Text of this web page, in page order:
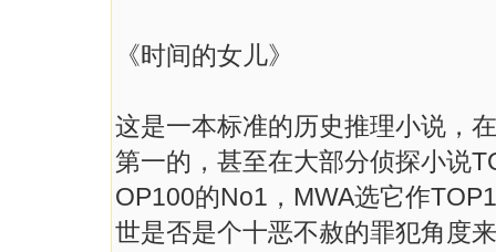
《时间的女儿》
这是一本标准的历史推理小说，
第一的，甚至在大部分侦探小说
OP100的No1，MWA选它作
世是否是个十恶不赦的罪犯角度